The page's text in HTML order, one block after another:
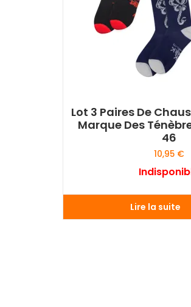
Lot 3 Paires De
Marque Des
46
10,95 €
Lire la suite